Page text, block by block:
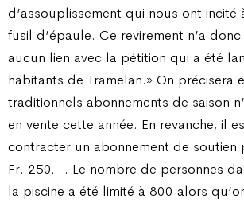
d’assouplissement qui nous ont incité
fusil d’épaule. Ce revirement n’a
aucun lien avec la pétition qui a été
habitants de Tramelan.» On précisera
traditionnels abonnements de saison
en vente cette année. En revanche, il
contracter un abonnement de soutien
Fr. 250.–. Le nombre de personnes
la piscine a été limité à 800 alors